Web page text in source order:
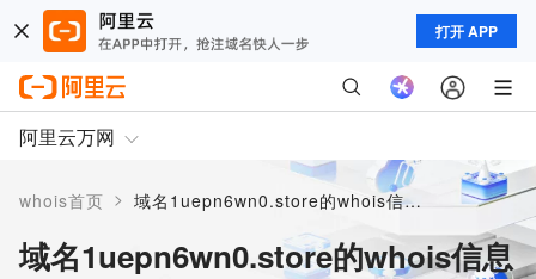
打开 APP
阿里云万网
whois首页 > 域名1uepn6wn0.store的whois信息
域名1uepn6wn0.store的whois信息